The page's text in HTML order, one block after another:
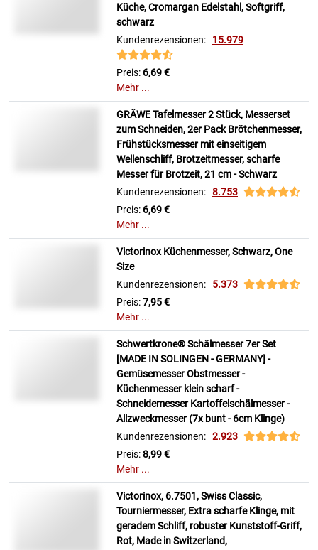
Küche, Cromargan Edelstahl, Softgriff,
schwarz
Kundenrezensionen: 15.979
Preis: 6,69 €
Mehr ...
GRÄWE Tafelmesser 2 Stück, Messerset
zum Schneiden, 2er Pack Brötchenmesser,
Frühstücksmesser mit einseitigem
Wellenschliff, Brotzeitmesser, scharfe
Messer für Brotzeit, 21 cm - Schwarz
Kundenrezensionen: 8.753
Preis: 6,69 €
Mehr ...
Victorinox Küchenmesser, Schwarz, One
Size
Kundenrezensionen: 5.373
Preis:7,95 €
Mehr ...
Schwertkrone® Schälmesser 7er Set
[MADE IN SOLINGEN - GERMANY] -
Gemüsemesser Obstmesser -
Küchenmesser klein scharf -
Schneidemesser Kartoffelschälmesser -
Allzweckmesser (7x bunt - 6cm Klinge)
Kundenrezensionen: 2.923
Preis:8,99 €
Mehr ...
Victorinox, 6.7501, Swiss Classic,
Tourniermesser, Extra scharfe Klinge, mit
geradem Schliff, robuster Kunststoff-Griff,
Rot, Made in Switzerland,